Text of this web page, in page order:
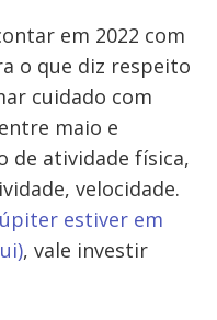
em 2022 com
o que diz respeito
cuidado com
maio e
de atividade física,
velocidade.
estiver em
, vale investir